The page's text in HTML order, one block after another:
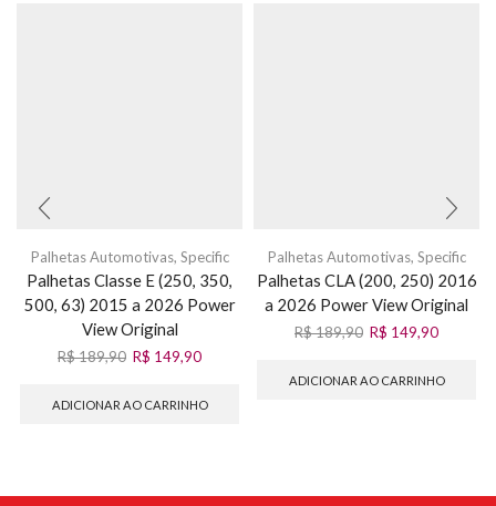
Palhetas Automotivas, Specific
Palhetas Classe E (250, 350,
500, 63) 2015 a 2026 Power
View Original
R$189,90 R$ 149,90
ADICIONAR AO CARRINHO
Palhetas Automotivas, Specific
Palhetas CLA (200, 250) 2016
a 2026 Power View Original
R$189,90 R$ 149,90
ADICIONAR AO CARRINHO